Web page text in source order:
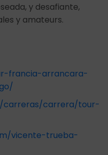
y desafiante,
y amateurs.
francia-arrancara-
carreras/carrera/tour-
vicente-trueba-